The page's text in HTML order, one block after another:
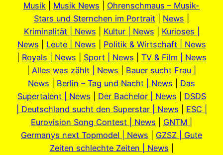
Musik
Musik News
Ohrenschmaus – Musik-
Stars und Sternchen im Portrait
News
Kriminalität | News
Kultur | News
Kurioses |
News
Leute | News
Politik & Wirtschaft | News
Royals | News Sport | News
TV & Film | News
Alles was zählt | News
Bauer sucht Frau |
News
Berlin – Tag und Nacht | News
Das
Supertalent | News
Der Bachelor | News
DSDS
| Deutschland sucht den Superstar | News
ESC |
Eurovision Song Contest | News
GNTM |
Germanys next Topmodel | News
GZSZ | Gute
Zeiten schlechte Zeiten | News